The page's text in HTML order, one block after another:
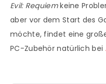
Evil: Requiemkeine
aber vor dem Start des
möchte, findet eine
PC-Zubehör natürlich bei